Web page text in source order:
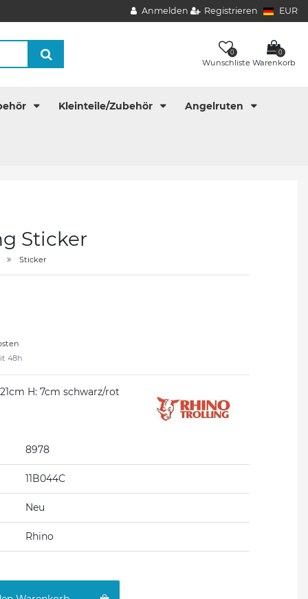
Anmelden Registrieren EUR
0
Wunschliste
0
Warenkorb
Kleinteile/Zubehör Angelruten
Sticker
Sticker
48h
H: 7cm schwarz/rot
8978
11B044C
Neu
Rhino